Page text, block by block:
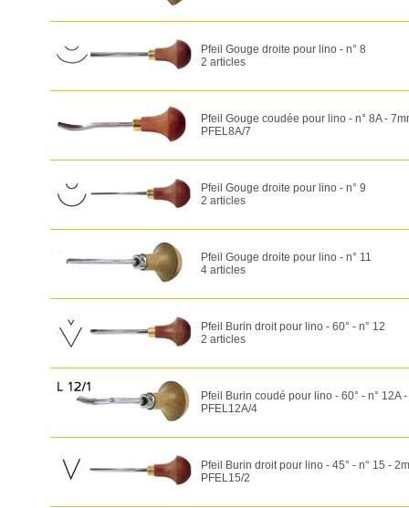
Pfeil Gouge droite pour lino - n° 8
2 articles
Pfeil Gouge coudée pour lino - n° 8A -
PFEL8A/7
Pfeil Gouge droite pour lino - n° 9
2 articles
Pfeil Gouge droite pour lino - n° 11
4 articles
Pfeil Burin droit pour lino - 60° - n° 12
2 articles
Pfeil Burin coudé pour lino - 60° - n° 12A
PFEL12A/4
Pfeil Burin droit pour lino - 45° - n° 15 -
PFEL15/2